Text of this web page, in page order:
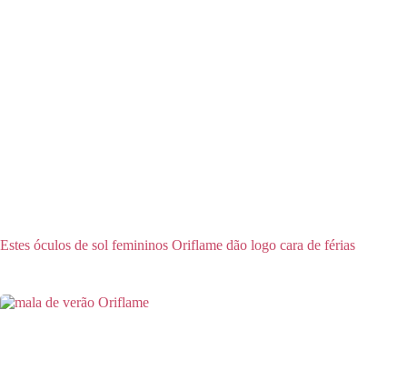
Estes óculos de sol femininos Oriflame dão logo cara de férias